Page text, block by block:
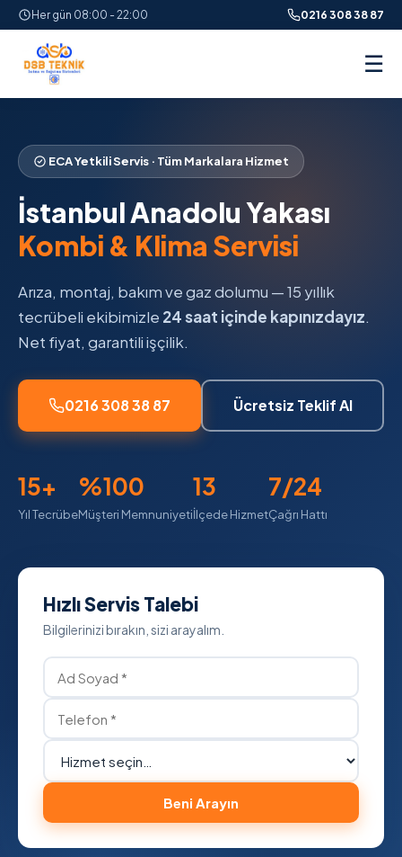
Her gün 08:00 - 22:00 0216 308 38 87
☰
ECA Yetkili Servis · Tüm Markalara Hizmet
İstanbul Anadolu Yakası
Kombi & Klima Servisi
Arıza, montaj, bakım ve gaz dolumu — 15 yıllık
tecrübeli ekibimizle 24 saat içinde kapınızdayız.
Net fiyat, garantili işçilik.
0216 308 38 87 Ücretsiz Teklif Al
15+
Yıl Tecrübe
%100
Müşteri Memnuniyeti
13
İlçede Hizmet
7/24
Çağrı Hattı
Hızlı Servis Talebi
Bilgilerinizi bırakın, sizi arayalım.
Beni Arayın